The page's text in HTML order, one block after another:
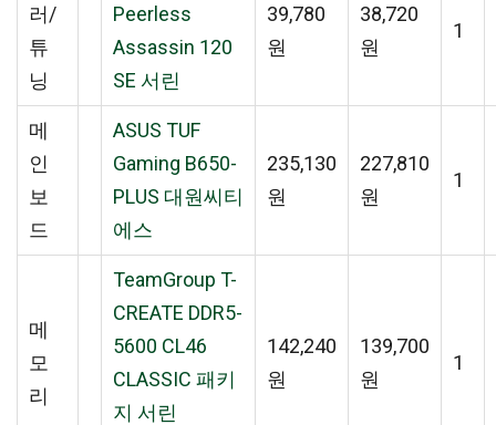
러/
튜
닝
Peerless
Assassin 120
SE 서린
39,780
원
38,720
원
1
메
인
보
드
ASUS TUF
Gaming B650-
PLUS 대원씨티
에스
235,130
원
227,810
원
1
메
모
리
TeamGroup T-
CREATE DDR5-
5600 CL46
CLASSIC 패키
지 서린
142,240
원
139,700
원
1